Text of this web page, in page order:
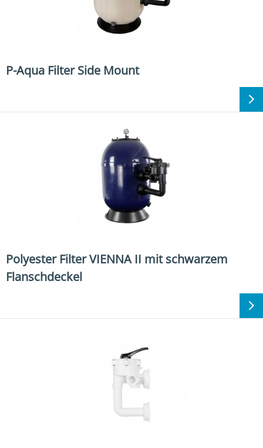
P-Aqua Filter Side Mount
Polyester Filter VIENNA II mit schwarzem
Flanschdeckel